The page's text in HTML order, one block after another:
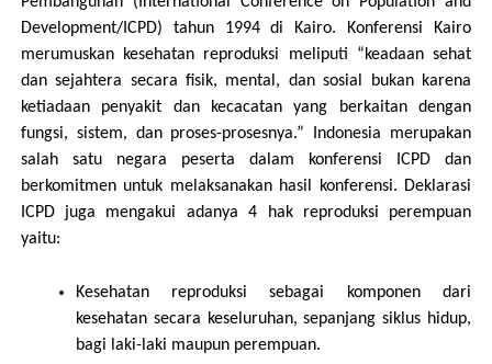
Development/ICPD) tahun 1994 di Kairo. Konferensi Kairo
merumuskan kesehatan reproduksi meliputi “keadaan sehat
dan sejahtera secara fisik, mental, dan sosial bukan karena
ketiadaan penyakit dan kecacatan yang berkaitan dengan
fungsi, sistem, dan proses-prosesnya.” Indonesia merupakan
salah satu negara peserta dalam konferensi ICPD dan
berkomitmen untuk melaksanakan hasil konferensi. Deklarasi
ICPD juga mengakui adanya 4 hak reproduksi perempuan
yaitu:
Kesehatan reproduksi sebagai komponen dari
kesehatan secara keseluruhan, sepanjang siklus hidup,
bagi laki-laki maupun perempuan.